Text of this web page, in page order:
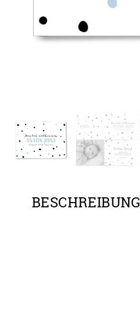
BESCHREIBUNG